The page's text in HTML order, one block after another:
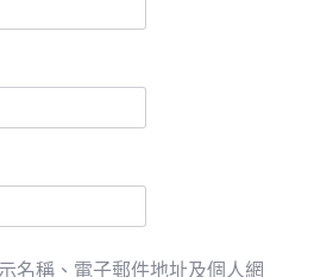
名稱、電子郵件地址及個人網